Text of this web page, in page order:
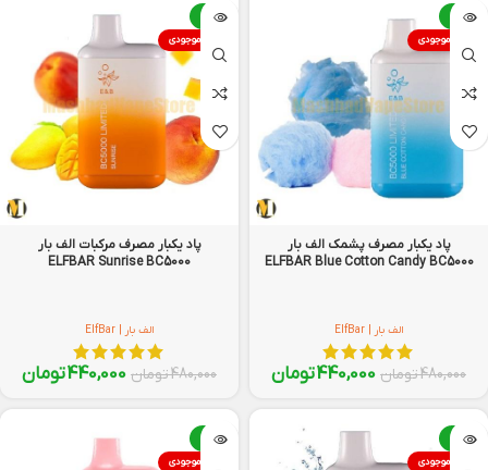
-8%
اتمام موجودی
پاد یکبار مصرف پشمک الف بار
ELFBAR Blue Cotton Candy BC5000
الف بار | ElfBar
480,000تومان 440,000تومان
-8%
اتمام موجودی
پاد یکبار مصرف مرکبات الف بار
ELFBAR Sunrise BC5000
الف بار | ElfBar
480,000تومان 440,000تومان
-8%
اتمام موجودی
-8%
اتمام موجودی